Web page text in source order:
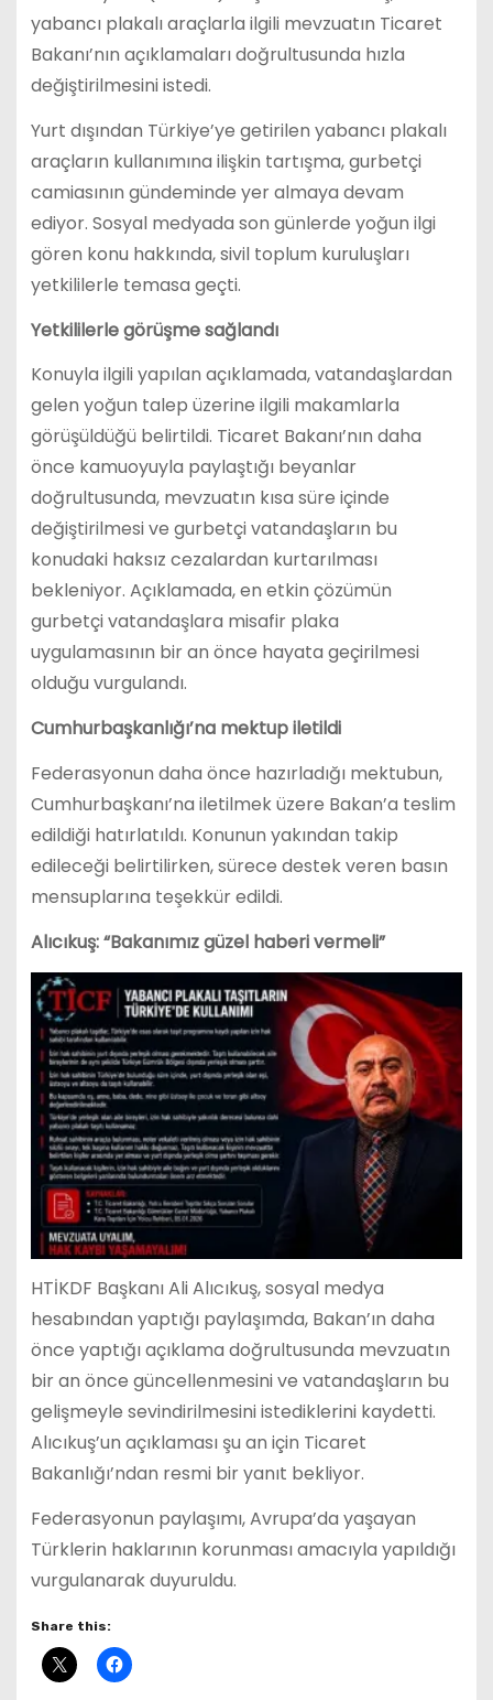
yabancı plakalı araçlarla ilgili mevzuatın Ticaret
Bakanı’nın açıklamaları doğrultusunda hızla
değiştirilmesini istedi.
Yurt dışından Türkiye’ye getirilen yabancı plakalı
araçların kullanımına ilişkin tartışma, gurbetçi
camiasının gündeminde yer almaya devam
ediyor. Sosyal medyada son günlerde yoğun ilgi
gören konu hakkında, sivil toplum kuruluşları
yetkililerle temasa geçti.
Yetkililerle görüşme sağlandı
Konuyla ilgili yapılan açıklamada, vatandaşlardan
gelen yoğun talep üzerine ilgili makamlarla
görüşüldüğü belirtildi. Ticaret Bakanı’nın daha
önce kamuoyuyla paylaştığı beyanlar
doğrultusunda, mevzuatın kısa süre içinde
değiştirilmesi ve gurbetçi vatandaşların bu
konudaki haksız cezalardan kurtarılması
bekleniyor. Açıklamada, en etkin çözümün
gurbetçi vatandaşlara misafir plaka
uygulamasının bir an önce hayata geçirilmesi
olduğu vurgulandı.
Cumhurbaşkanlığı’na mektup iletildi
Federasyonun daha önce hazırladığı mektubun,
Cumhurbaşkanı’na iletilmek üzere Bakan’a teslim
edildiği hatırlatıldı. Konunun yakından takip
edileceği belirtilirken, sürece destek veren basın
mensuplarına teşekkür edildi.
Alıcıkuş: “Bakanımız güzel haberi vermeli”
HTİKDF Başkanı Ali Alıcıkuş, sosyal medya
hesabından yaptığı paylaşımda, Bakan’ın daha
önce yaptığı açıklama doğrultusunda mevzuatın
bir an önce güncellenmesini ve vatandaşların bu
gelişmeyle sevindirilmesini istediklerini kaydetti.
Alıcıkuş’un açıklaması şu an için Ticaret
Bakanlığı’ndan resmi bir yanıt bekliyor.
Federasyonun paylaşımı, Avrupa’da yaşayan
Türklerin haklarının korunması amacıyla yapıldığı
vurgulanarak duyuruldu.
Share this: